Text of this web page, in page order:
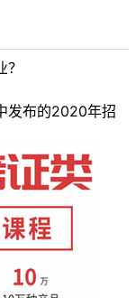
发布的2020年招